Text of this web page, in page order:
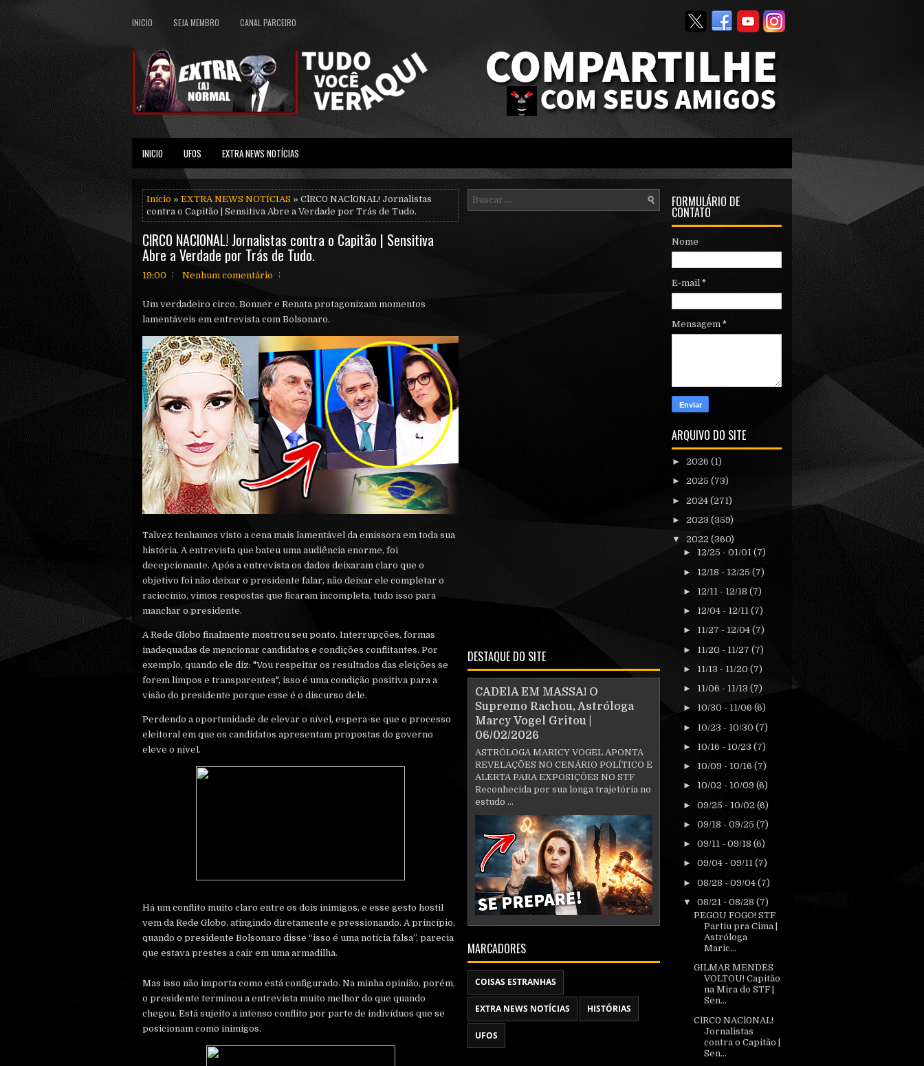
INICIO SEJA MEMBRO CANAL PARCEIRO
INICIO UFOS EXTRA NEWS NOTÍCIAS
Início » EXTRA NEWS NOTÍCIAS » ClRC0 NACl0NAL! Jornalistas
contra o Capitão | Sensitiva Abre a Verdade por Trás de Tudo.
ClRC0 NACl0NAL! Jornalistas contra o Capitão | Sensitiva
Abre a Verdade por Trás de Tudo.
19:00 Nenhum comentário
Um verdadeiro circo, Bonner e Renata protagonizam momentos
lamentáveis em entrevista com Bolsonaro.
Talvez tenhamos visto a cena mais lamentável da emissora em toda sua
história. A entrevista que bateu uma audiência enorme, foi
decepcionante. Após a entrevista os dados deixaram claro que o
objetivo foi não deixar o presidente falar, não deixar ele completar o
raciocínio, vimos respostas que ficaram incompleta, tudo isso para
manchar o presidente.
A Rede Globo finalmente mostrou seu ponto. Interrupções, formas
inadequadas de mencionar candidatos e condições conflitantes. Por
exemplo, quando ele diz: "Vou respeitar os resultados das eleições se
forem limpos e transparentes", isso é uma condição positiva para a
visão do presidente porque esse é o discurso dele.
Perdendo a oportunidade de elevar o nível, espera-se que o processo
eleitoral em que os candidatos apresentam propostas do governo
eleve o nível.
Há um conflito muito claro entre os dois inimigos, e esse gesto hostil
vem da Rede Globo, atingindo diretamente e pressionando. A princípio,
quando o presidente Bolsonaro disse “isso é uma notícia falsa”, parecia
que estava prestes a cair em uma armadilha.
Mas isso não importa como está configurado. Na minha opinião, porém,
o presidente terminou a entrevista muito melhor do que quando
chegou. Está sujeito a intenso conflito por parte de indivíduos que se
posicionam como inimigos.
DESTAQUE DO SITE
CADElA EM MASSA! O
Supremo Rachou, Astróloga
Marcy Vogel Gritou |
06/02/2026
ASTRÓLOGA MARICY VOGEL APONTA
REVELAÇÕES NO CENÁRIO POLÍTICO E
ALERTA PARA EXPOSIÇÕES NO STF
Reconhecida por sua longa trajetória no
estudo ...
MARCADORES
COISAS ESTRANHAS
EXTRA NEWS NOTÍCIAS HISTÓRIAS
UFOS
FORMULÁRIO DE
CONTATO
Nome
E-mail *
Mensagem*
ARQUIVO DO SITE
► 2026 (1)
► 2025 (73)
► 2024 (271)
► 2023 (359)
▼ 2022 (360)
► 12/25 - 01/01 (7)
► 12/18 - 12/25 (7)
► 12/11 - 12/18 (7)
► 12/04 - 12/11 (7)
► 11/27 - 12/04 (7)
► 11/20 - 11/27 (7)
► 11/13 - 11/20 (7)
► 11/06 - 11/13 (7)
►10/30 - 11/06 (6)
► 10/23 - 10/30 (7)
► 10/16 - 10/23 (7)
► 10/09 - 10/16 (7)
► 10/02 - 10/09 (6)
► 09/25 - 10/02 (6)
► 09/18 - 09/25 (7)
► 09/11 - 09/18 (6)
► 09/04 - 09/11 (7)
► 08/28 - 09/04 (7)
▼ 08/21 - 08/28 (7)
PEGOU FOGO! STF
Partiu pra Cima |
Astróloga
Maric...
GILMAR MENDES
VOLTOU! Capitão
na Mira do STF |
Sen...
ClRC0 NACl0NAL!
Jornalistas
contra o Capitão |
Sen...